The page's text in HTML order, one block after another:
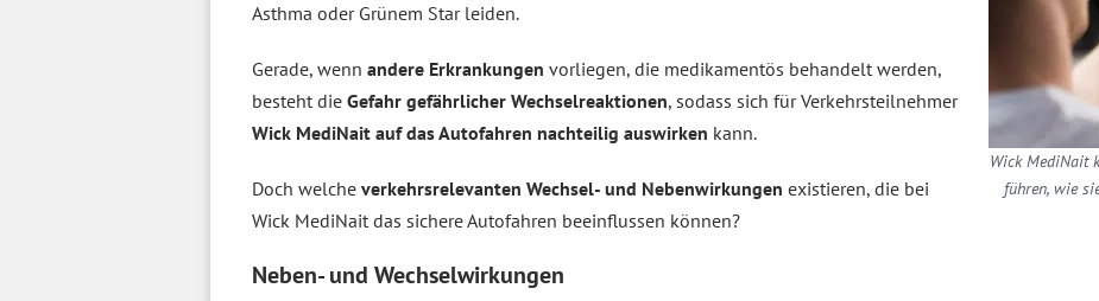
Wick MediNait
führen, wie
Asthma oder Grünem Star leiden.
Gerade, wenn andere Erkrankungen vorliegen, die medikamentös behandelt werden,
besteht die Gefahr gefährlicher Wechselreaktionen, sodass sich für Verkehrsteilnehmer
Wick MediNait auf das Autofahren nachteilig auswirken kann.
Doch welche verkehrsrelevanten Wechsel- und Nebenwirkungen existieren, die bei
Wick MediNait das sichere Autofahren beeinflussen können?
Neben- und Wechselwirkungen